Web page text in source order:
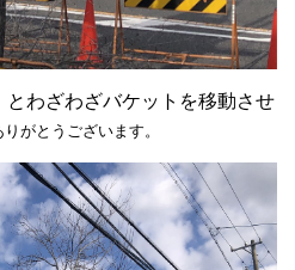
とわざわざバケットを移動させ
がとうございます。